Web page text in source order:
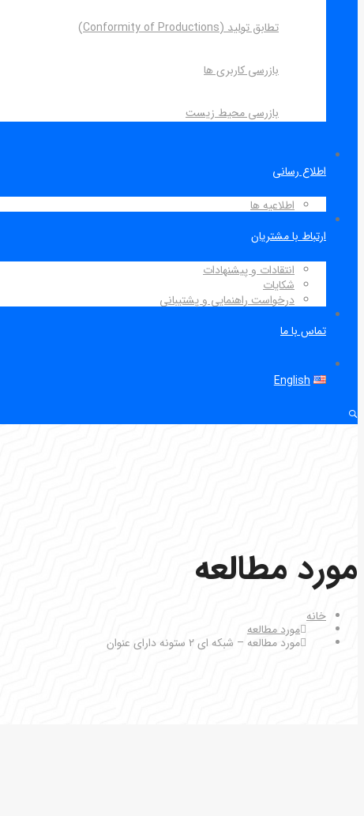
تطابق تولید (Conformity of Productions)
بازرسی کاربری ها
بازرسی محیط زیست
اطلاع رسانی
اطلاعیه ها
ارتباط با مشتریان
انتقادات و پیشنهادات
شکایات
درخواست راهنمایی و پشتیبانی
تماس با ما
English
مورد مطالعه
خانه
مورد مطالعه
مورد مطالعه – شبکه ای ۲ ستونه دارای عنوان